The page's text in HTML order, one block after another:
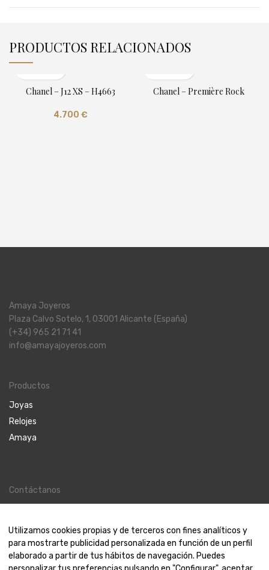
PRODUCTOS RELACIONADOS
Chanel – J12 XS – H4663
4.700 €
Chanel – Première Rock
Amaya Joyeros
Plaza Calvo Sotelo, 1, 03001 Alicante (España)
(+34) 965 21 71 41
info@amayajoyeros.com
Productos
Joyas
Relojes
Amaya
Contáctanos
Nosotros
Utilizamos cookies propias y de terceros con fines analíticos y
para mostrarte publicidad personalizada en función de un perfil
elaborado a partir de tus hábitos de navegación. Puedes